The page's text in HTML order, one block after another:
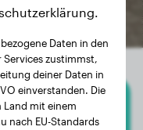
Daten in den
Services zustimmst,
deiner Daten in
einverstanden. Die
Land mit einem
nach EU-Standards